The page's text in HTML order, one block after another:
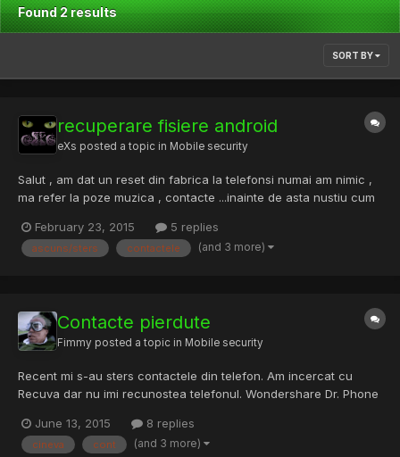
Found 2 results
SORT BY
recuperare fisiere android
eXs posted a topic in Mobile security
Salut , am dat un reset din fabrica la telefonsi numai am nimic ,
ma refer la poze muzica , contacte ...inainte de asta nustiu cum
pozele nu mi se mai vedeau...si am zis sa dau un reset factory
..mentionez detin un samsung s4
February 23, 2015 5 replies
ascuns/sters contactele (and 3 more)
Contacte pierdute
Fimmy posted a topic in Mobile security
Recent mi s-au sters contactele din telefon. Am incercat cu
Recuva dar nu imi recunostea telefonul. Wondershare Dr. Phone
cineva un cont sau sa imi recomande alt program ? Mentionez
ca am Samsung Galaxy S2.
June 13, 2015 8 replies
cineva cont (and 3 more)